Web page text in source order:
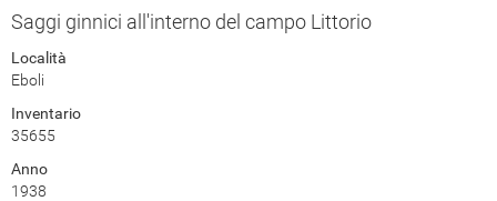
Saggi ginnici all'interno del campo Littorio
Località
Eboli
Inventario
35655
Anno
1938